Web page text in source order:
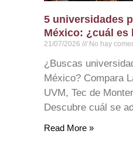
5 universidades
México: ¿cuál es
21/07/2026 No hay
¿Buscas
México? Compara
UVM, Tec de
Descubre cuál se
Read More »